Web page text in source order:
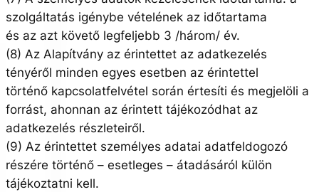
szolgáltatás igénybe vételének az időtartama
és az azt követő legfeljebb 3 /három/ év.
(8) Az Alapítvány az érintettet az adatkezelés
tényéről minden egyes esetben az érintettel
történő kapcsolatfelvétel során értesíti és megjelöli a
forrást, ahonnan az érintett tájékozódhat az
adatkezelés részleteiről.
(9) Az érintettet személyes adatai adatfeldogozó
részére történő – esetleges – átadásáról külön
tájékoztatni kell.